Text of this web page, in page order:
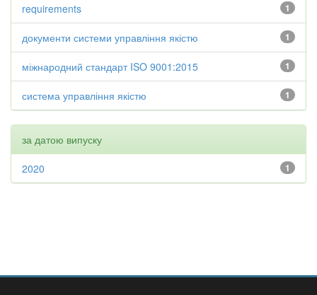
1
requirements
1
документи системи управління якістю
1
міжнародний стандарт ISO 9001:2015
1
система управління якістю
за датою випуску
1
2020